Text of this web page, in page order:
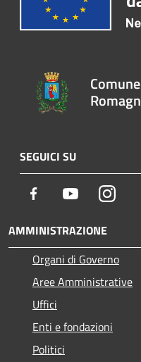
SEGUICI SU
Facebook Youtube
AMMINISTRAZIONE
Organi di Governo
Aree Amministrative
Uffici
Enti e fondazioni
Politici